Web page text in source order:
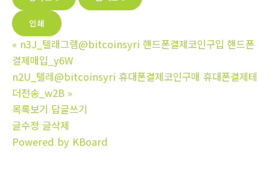
인쇄
« n3J_텔래그램@bitcoinsyri 핸드폰결제코인구입 핸드폰
결제매입_y6W
n2U_텔레@bitcoinsyri 휴대폰결제코인구매 휴대폰결제테
더전송_w2B »
목록보기 답글쓰기
글수정 글삭제
Powered by KBoard